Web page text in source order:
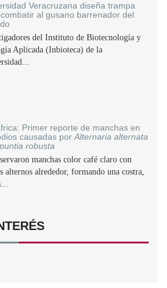
Veracruzana diseña trampa
al gusano barrenador del
del Instituto de Biotecnología y
Aplicada (Inbioteca) de la
Primer reporte de manchas en
causadas por Alternaria alternata
robusta
manchas color café claro con
alternos alrededor, formando una costra,